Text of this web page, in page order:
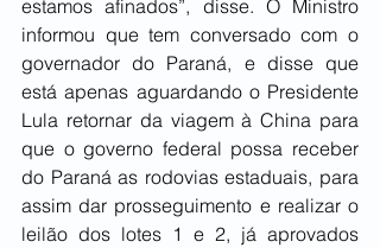
estamos afinados”, disse. O Ministro
informou que tem conversado com o
governador do Paraná, e disse que
está apenas aguardando o Presidente
Lula retornar da viagem à China para
que o governo federal possa receber
do Paraná as rodovias estaduais, para
assim dar prosseguimento e realizar o
leilão dos lotes 1 e 2, já aprovados